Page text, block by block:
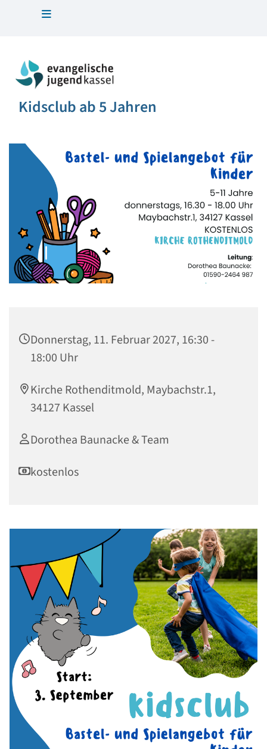
Kidsclub ab 5 Jahren
Donnerstag, 11. Februar 2027, 16:30 -
18:00 Uhr
Kirche Rothenditmold, Maybachstr.1,
34127 Kassel
Dorothea Baunacke & Team
kostenlos